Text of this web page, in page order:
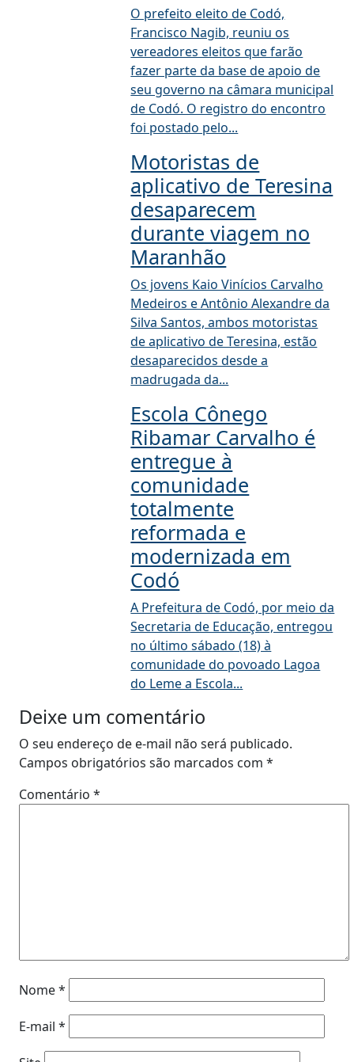
O prefeito eleito de Codó,
Francisco Nagib, reuniu os
vereadores eleitos que farão
fazer parte da base de apoio de
seu governo na câmara municipal
de Codó. O registro do encontro
foi postado pelo...
Motoristas de
aplicativo de Teresina
desaparecem
durante viagem no
Maranhão
Os jovens Kaio Vinícios Carvalho
Medeiros e Antônio Alexandre da
Silva Santos, ambos motoristas
de aplicativo de Teresina, estão
desaparecidos desde a
madrugada da...
Escola Cônego
Ribamar Carvalho é
entregue à
comunidade
totalmente
reformada e
modernizada em
Codó
A Prefeitura de Codó, por meio da
Secretaria de Educação, entregou
no último sábado (18) à
comunidade do povoado Lagoa
do Leme a Escola...
Deixe um comentário
O seu endereço de e-mail não será publicado.
Campos obrigatórios são marcados com *
Comentário *
Nome*
E-mail *